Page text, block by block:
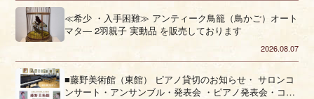
≪希少 ・入手困難≫ アンティーク鳥籠（鳥かご）オート
マタ― 2羽親子 実動品 を販売しております
2026.08.07
■藤野美術館（東館） ピアノ貸切のお知らせ・ サロンコ
ンサート・アンサンブル・発表会 ・ピアノ発表会・コー